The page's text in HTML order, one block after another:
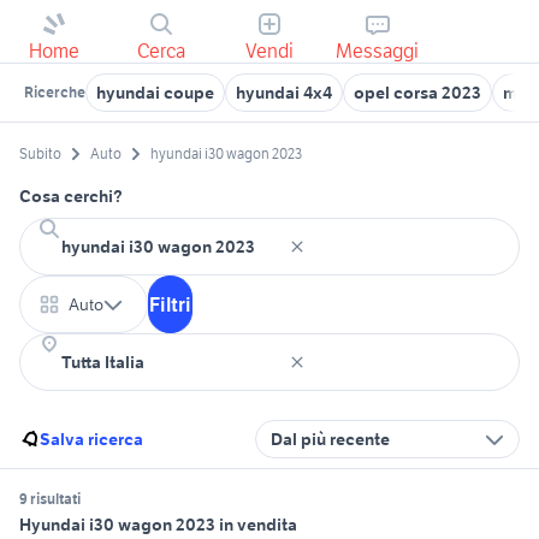
Home Cerca Vendi Messaggi
Ricerche hyundai coupe hyundai 4x4 opel corsa 2023
Subito Auto hyundai i30 wagon 2023
Cosa cerchi?
Auto Filtri
Salva ricerca Dal più recente
9 risultati
Hyundai i30 wagon 2023 in vendita